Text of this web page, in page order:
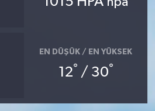
EN DÜŞÜK / EN YÜKSEK
12° / 30°